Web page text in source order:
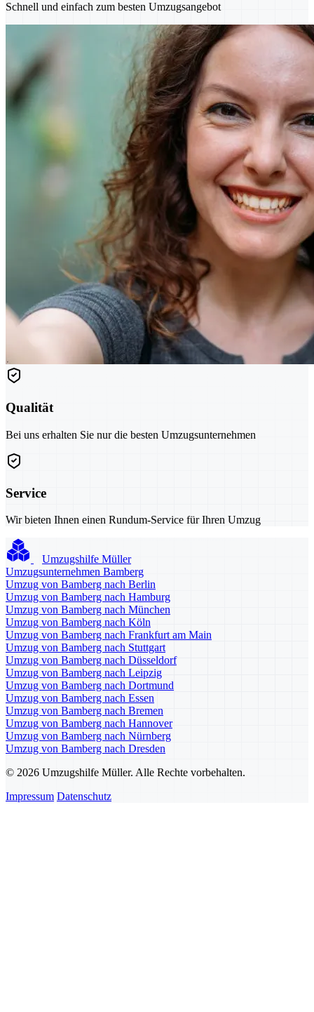
Schnell und einfach zum besten Umzugsangebot
Qualität
Bei uns erhalten Sie nur die besten Umzugsunternehmen
Service
Wir bieten Ihnen einen Rundum-Service für Ihren Umzug
Umzugshilfe Müller
Umzugsunternehmen Bamberg
Umzug von Bamberg nach Berlin
Umzug von Bamberg nach Hamburg
Umzug von Bamberg nach München
Umzug von Bamberg nach Köln
Umzug von Bamberg nach Frankfurt am Main
Umzug von Bamberg nach Stuttgart
Umzug von Bamberg nach Düsseldorf
Umzug von Bamberg nach Leipzig
Umzug von Bamberg nach Dortmund
Umzug von Bamberg nach Essen
Umzug von Bamberg nach Bremen
Umzug von Bamberg nach Hannover
Umzug von Bamberg nach Nürnberg
Umzug von Bamberg nach Dresden
© 2026 Umzugshilfe Müller. Alle Rechte vorbehalten.
Impressum Datenschutz